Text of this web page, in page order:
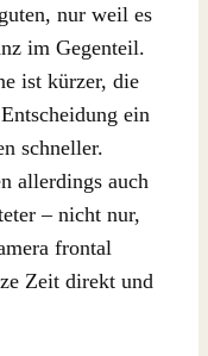
nur weil es
im Gegenteil.
ist kürzer, die
ein
schneller.
allerdings auch
– nicht nur,
frontal
Zeit direkt und